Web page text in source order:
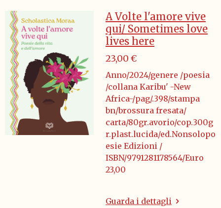
A Volte l'amore vive
qui/ Sometimes love
lives here
23,00 €
Anno/2024/genere /poesia
/collana Karibu' -New
Africa-/pag/.398/stampa
bn/brossura fresata/
carta/80gr.avorio/cop.300g
r.plast.lucida/ed.Nonsolopo
esie Edizioni /
ISBN/9791281178564/Euro
23,00
Guarda i dettagli